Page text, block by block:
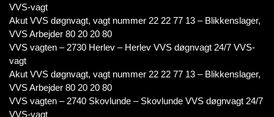
VVS-vagt
Akut VVS døgnvagt, vagt nummer 22 22 77 13 – Blikkenslager,
VVS Arbejder 80 20 20 80
VVS vagten – 2730 Herlev – Herlev VVS døgnvagt 24/7 VVS-
vagt
Akut VVS døgnvagt, vagt nummer 22 22 77 13 – Blikkenslager,
VVS Arbejder 80 20 20 80
VVS vagten – 2740 Skovlunde – Skovlunde VVS døgnvagt 24/7
VVS-vagt